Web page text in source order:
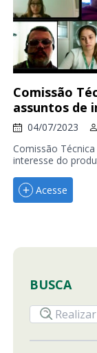
Comissão
assuntos de
04/07/2023
Comissão
interesse do
Acesse
BUSCA